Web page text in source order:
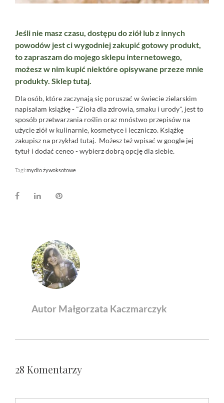
Jeśli nie masz czasu, dostępu do ziół lub z innych
powodów jest ci wygodniej zakupić gotowy produkt,
to zapraszam do mojego sklepu internetowego,
możesz w nim kupić niektóre opisywane przeze mnie
produkty. Skleptutaj.
Dla osób, które zaczynają się poruszać w świecie zielarskim
napisałam książkę - "Zioła dla zdrowia, smaku i urody", jest to
sposób przetwarzania roślin oraz mnóstwo przepisów na
użycie ziół w kulinarnie, kosmetyce i leczniczo. Książkę
zakupisz na przykład tutaj. Możesz też wpisać w google jej
tytuł i dodać ceneo - wybierz dobrą opcję dla siebie.
Tagi:mydło żywoksotowe
FacebookLinkedInPinterest
Autor Małgorzata Kaczmarczyk
28 Komentarzy